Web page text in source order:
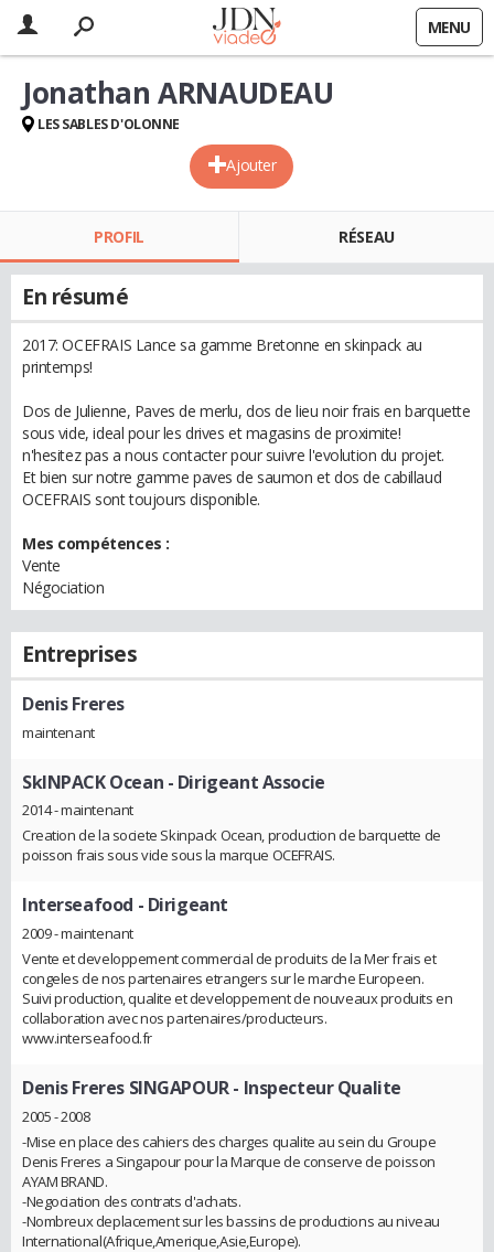
MENU
Ajouter
Jonathan ARNAUDEAU
LES SABLES D'OLONNE
PROFIL RÉSEAU
En résumé
2017: OCEFRAIS Lance sa gamme Bretonne en skinpack au
printemps!
Dos de Julienne, Paves de merlu, dos de lieu noir frais en barquette
sous vide, ideal pour les drives et magasins de proximite!
n'hesitez pas a nous contacter pour suivre l'evolution du projet.
Et bien sur notre gamme paves de saumon et dos de cabillaud
OCEFRAIS sont toujours disponible.
Mes compétences :
Vente
Négociation
Entreprises
Denis Freres
maintenant
SkINPACK Ocean - Dirigeant Associe
2014 - maintenant
Creation de la societe Skinpack Ocean, production de barquette de
poisson frais sous vide sous la marque OCEFRAIS.
Interseafood - Dirigeant
2009 - maintenant
Vente et developpement commercial de produits de la Mer frais et
congeles de nos partenaires etrangers sur le marche Europeen.
Suivi production, qualite et developpement de nouveaux produits en
collaboration avec nos partenaires/producteurs.
www.interseafood.fr
Denis Freres SINGAPOUR- Inspecteur Qualite
2005 - 2008
-Mise en place des cahiers des charges qualite au sein du Groupe
Denis Freres a Singapour pour la Marque de conserve de poisson
AYAM BRAND.
-Negociation des contrats d'achats.
-Nombreux deplacement sur les bassins de productions au niveau
International(Afrique,Amerique,Asie,Europe).